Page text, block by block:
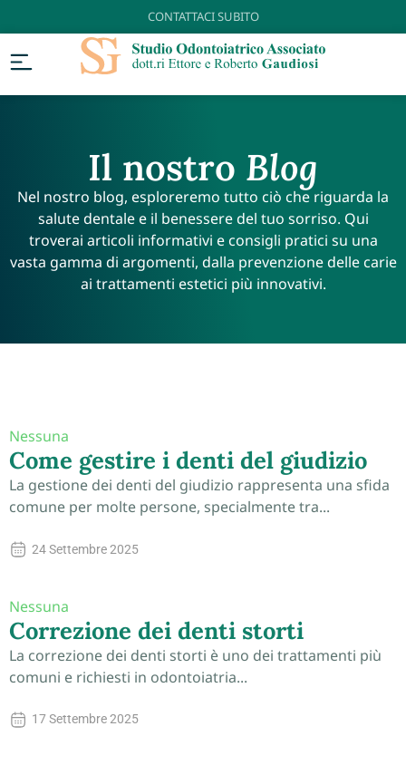
CONTATTACI SUBITO
Il nostro Blog
Nel nostro blog, esploreremo tutto ciò che riguarda la
salute dentale e il benessere del tuo sorriso. Qui
troverai articoli informativi e consigli pratici su una
vasta gamma di argomenti, dalla prevenzione delle carie
ai trattamenti estetici più innovativi.
Nessuna
Come gestire i denti del giudizio
La gestione dei denti del giudizio rappresenta una sfida
comune per molte persone, specialmente tra...
24 Settembre 2025
Nessuna
Correzione dei denti storti
La correzione dei denti storti è uno dei trattamenti più
comuni e richiesti in odontoiatria...
17 Settembre 2025